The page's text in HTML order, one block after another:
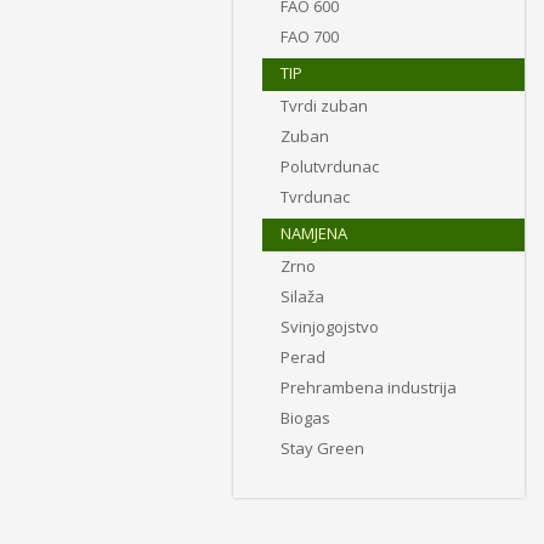
FAO 600
FAO 700
TIP
Tvrdi zuban
Zuban
Polutvrdunac
Tvrdunac
NAMJENA
Zrno
Silaža
Svinjogojstvo
Perad
Prehrambena industrija
Biogas
Stay Green